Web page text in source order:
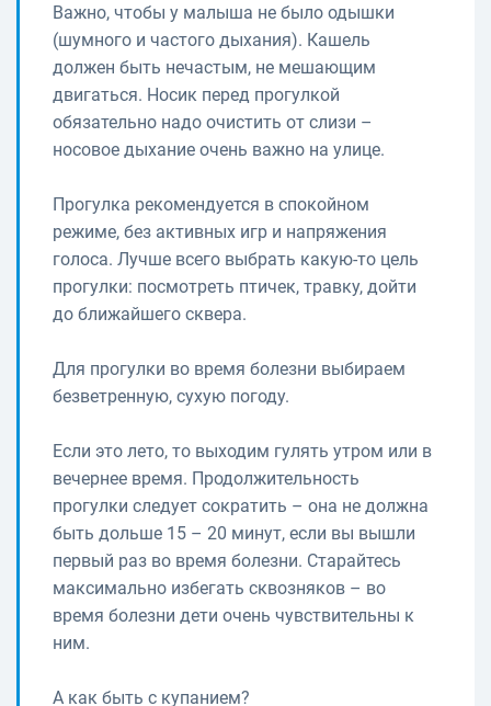
Важно, чтобы у малыша не было одышки
(шумного и частого дыхания). Кашель
должен быть нечастым, не мешающим
двигаться. Носик перед прогулкой
обязательно надо очистить от слизи –
носовое дыхание очень важно на улице.
Прогулка рекомендуется в спокойном
режиме, без активных игр и напряжения
голоса. Лучше всего выбрать какую-то цель
прогулки: посмотреть птичек, травку, дойти
до ближайшего сквера.
Для прогулки во время болезни выбираем
безветренную, сухую погоду.
Если это лето, то выходим гулять утром или в
вечернее время. Продолжительность
прогулки следует сократить – она не должна
быть дольше 15 – 20 минут, если вы вышли
первый раз во время болезни. Старайтесь
максимально избегать сквозняков – во
время болезни дети очень чувствительны к
ним.
А как быть с купанием?